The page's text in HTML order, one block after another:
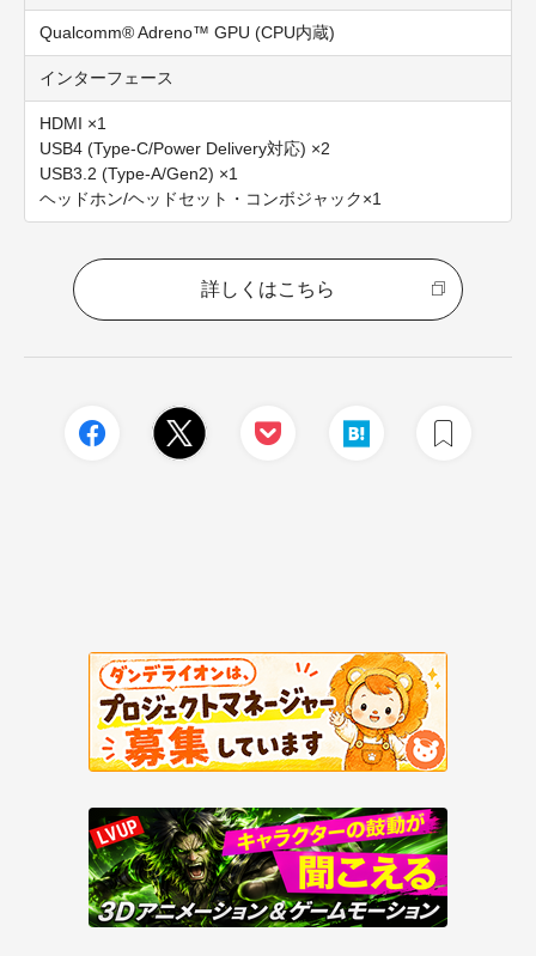
Qualcomm® Adreno™ GPU (CPU内蔵)
インターフェース
HDMI ×1
USB4 (Type-C/Power Delivery対応) ×2
USB3.2 (Type-A/Gen2) ×1
ヘッドホン/ヘッドセット・コンボジャック×1
詳しくはこちら